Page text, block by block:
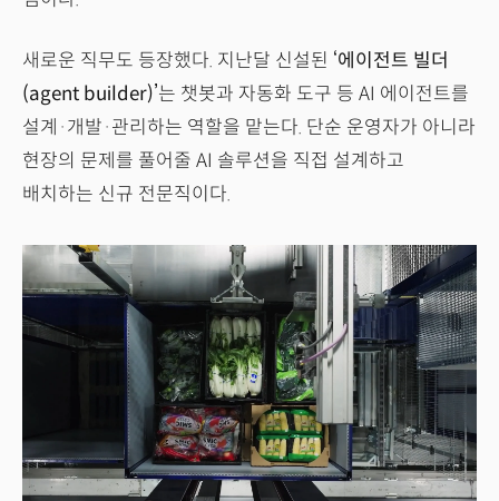
새로운 직무도 등장했다. 지난달 신설된 ‘에이전트 빌더
(agent builder)’는 챗봇과 자동화 도구 등 AI 에이전트를
설계·개발·관리하는 역할을 맡는다. 단순 운영자가 아니라
현장의 문제를 풀어줄 AI 솔루션을 직접 설계하고
배치하는 신규 전문직이다.